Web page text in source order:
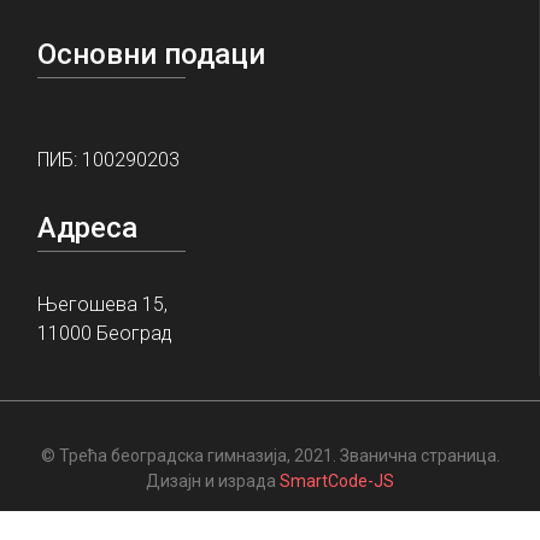
Основни подаци
ПИБ: 100290203
Адреса
Његошева 15,
11000 Београд
© Трећа београдска гимназија, 2021. Званична страница.
Дизајн и израда SmartCode-JS